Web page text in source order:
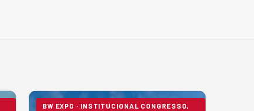
BW EXPO · INSTITUCIONAL CONGRESSO,